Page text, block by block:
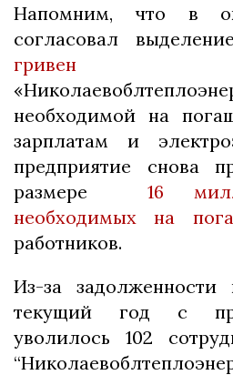
Напомним, что в
согласовал выделение
гривен
необходимой на
зарплатам и
предприятие снова
размере
16
необходимых на
работников.
Из-за задолженности
текущий год с
уволилось 102